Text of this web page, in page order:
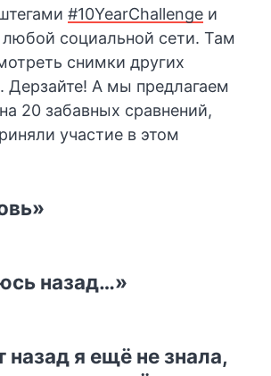
#10YearChallenge и
любой социальной сети. Там
снимки других
Дерзайте! А мы предлагаем
20 забавных сравнений,
участие в этом
назад…»
назад я ещё не знала,